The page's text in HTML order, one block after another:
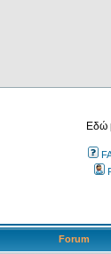
Εδώ
Forum